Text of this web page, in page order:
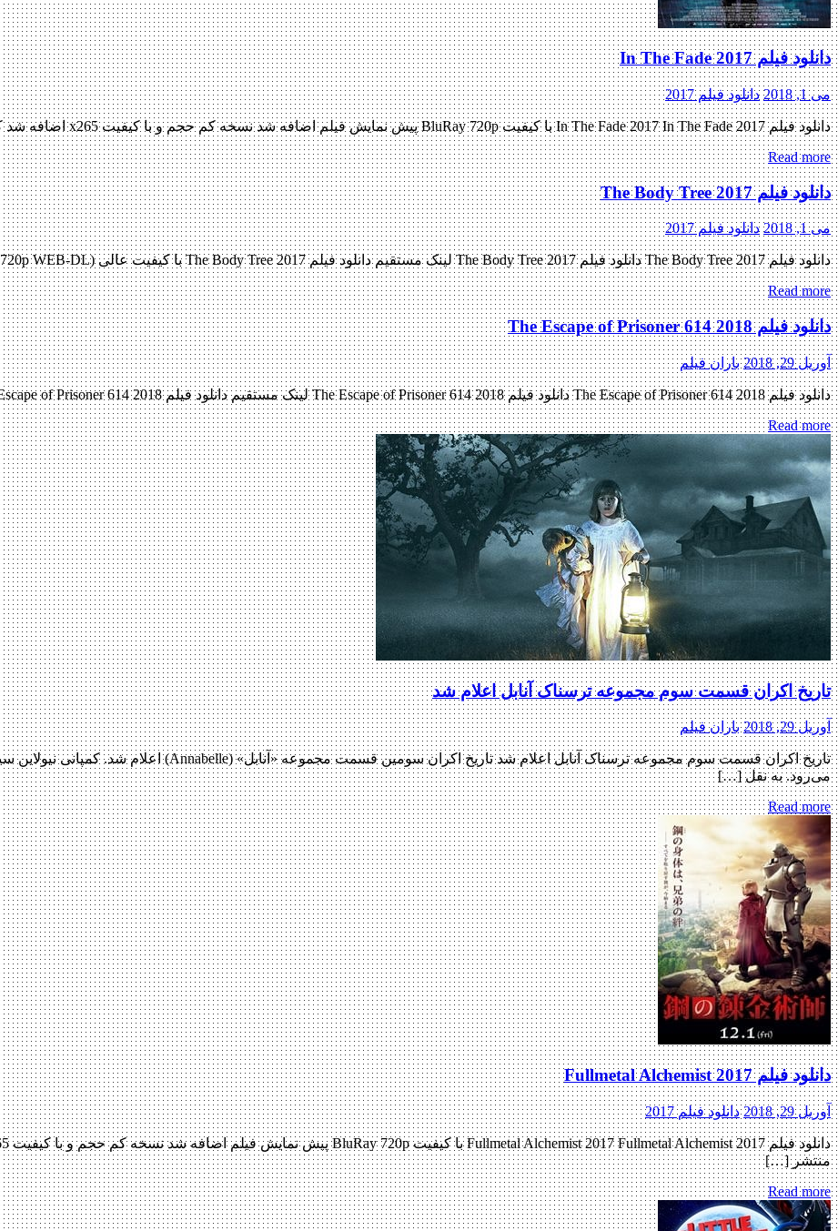
دانلود فیلم In The Fade 2017
می 1, 2018 دانلود فیلم 2017
دانلود فیلم In The Fade 2017 In The Fade 2017 با کیفیت BluRay 720p پیش نمایش فیلم اضافه شد نسخه کم حجم و با کیفیت x265 اضافه شد کیفیت ۴۸۰p به زودی کیفیت ۱۰۸۰p اضافه […]
Read more
دانلود فیلم The Body Tree 2017
می 1, 2018 دانلود فیلم 2017
دانلود فیلم The Body Tree 2017 دانلود فیلم The Body Tree 2017 لینک مستقیم دانلود فیلم The Body Tree 2017 با کیفیت عالی (720p WEB-DL) « دانلود رایگان با لینک مستقیم از هستی دانلود » […]
Read more
دانلود فیلم The Escape of Prisoner 614 2018
آوریل 29, 2018 باران فیلم
دانلود فیلم The Escape of Prisoner 614 2018 دانلود فیلم The Escape of Prisoner 614 2018 لینک مستقیم دانلود فیلم The Escape of Prisoner 614 2018 با کیفیت عالی (720p WEB-DL) « دانلود رایگان با […]
Read more
تاریخ اکران قسمت سوم مجموعه ترسناک آنابل اعلام شد
آوریل 29, 2018 باران فیلم
می‌رود. به نقل […]
Read more
دانلود فیلم Fullmetal Alchemist 2017
آوریل 29, 2018 دانلود فیلم 2017
منتشر […]
Read more